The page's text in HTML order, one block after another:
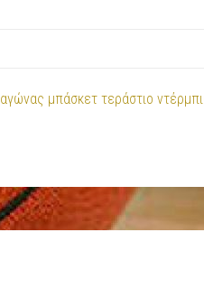
αγώνας μπάσκετ τεράστιο ντέρμπι